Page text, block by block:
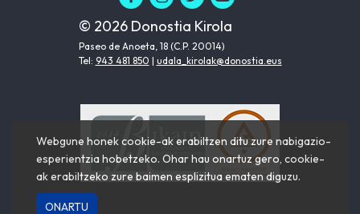
© 2026 Donostia Kirola
Paseo de Anoeta, 18 (C.P. 20014)
Tel: 943 481 850 | udala_kirolak@donostia.eus
Webgune honek cookie-ak erabiltzen ditu zure nabigazio-
esperientzia hobetzeko. Ohar hau onartuz gero, cookie-
ak erabiltzeko zure baimen esplizitua ematen diguzu.
ONARTU